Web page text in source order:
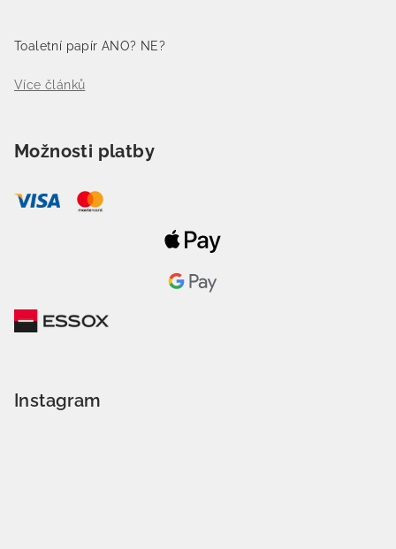
Toaletní papír ANO? NE?
Více článků
Možnosti platby
Instagram